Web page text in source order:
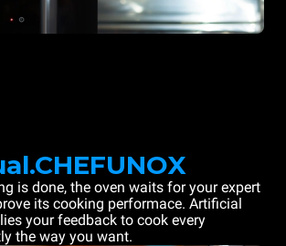
is done, the oven waits for your expert
its cooking performace. Artificial
your feedback to cook every
the way you want.